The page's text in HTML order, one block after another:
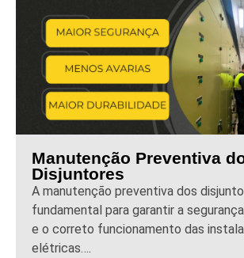
Manutenção Preventiva
Disjuntores
A manutenção preventiva dos
fundamental para garantir a
e o correto funcionamento das
elétricas….